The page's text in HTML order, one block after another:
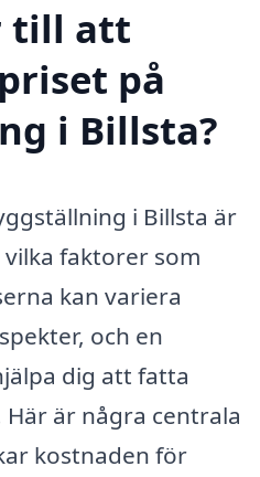
till att
på
i Billsta?
i Billsta är
faktorer som
kan variera
och en
dig att fatta
är några centrala
kostnaden för